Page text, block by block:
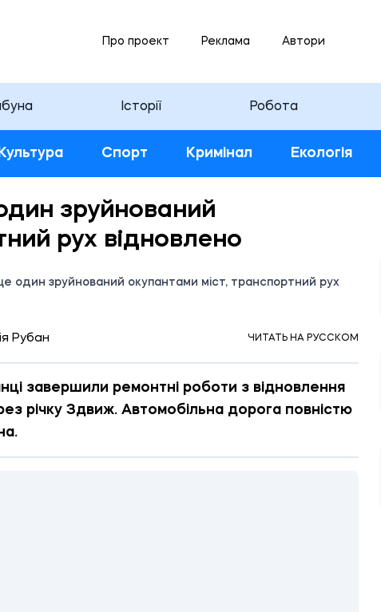
Про проект Реклама Автори
Історії Робота
Культура Спорт Кримінал Екологія
зруйнований
рух відновлено
один зруйнований окупантами міст, транспортний рух
Рубан ЧИТАТЬ НА РУССКОМ
завершили ремонтні роботи з відновлення
річку Здвиж. Автомобільна дорога повністю